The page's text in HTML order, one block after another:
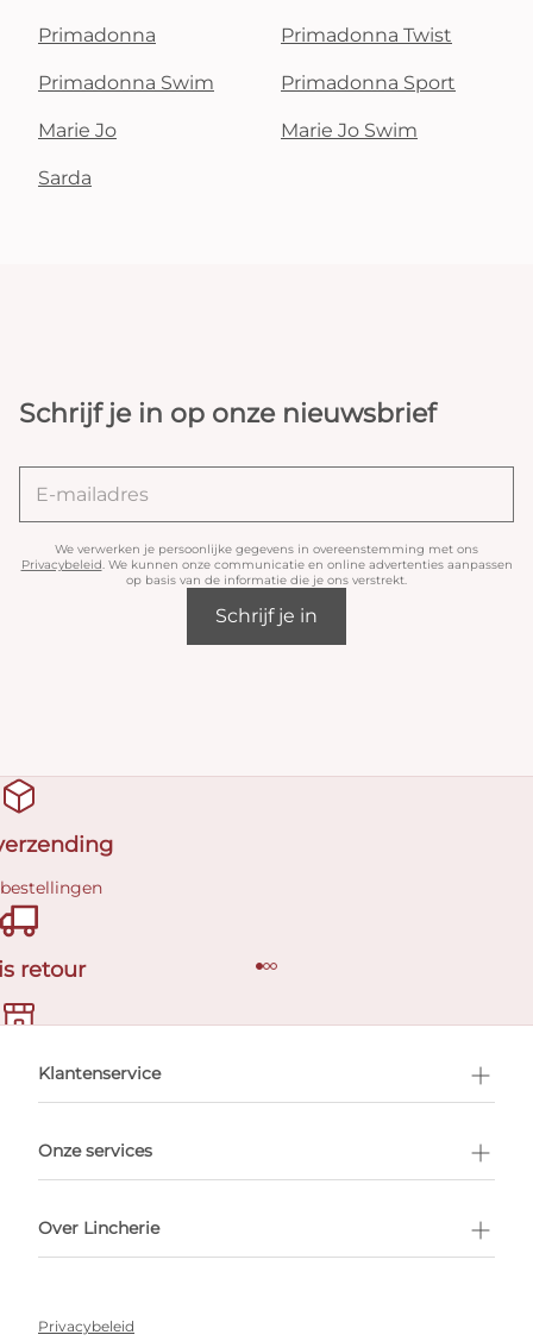
Primadonna Primadonna Twist
Primadonna Swim Primadonna Sport
Marie Jo Marie Jo Swim
Sarda
Schrijf je in op onze nieuwsbrief
We verwerken je persoonlijke gegevens in overeenstemming met ons
Privacybeleid. We kunnen onze communicatie en online advertenties aanpassen
op basis van de informatie die je ons verstrekt.
Schrijf je in
retour
afspraak
Klantenservice
Onze services
Over Lincherie
Privacybeleid